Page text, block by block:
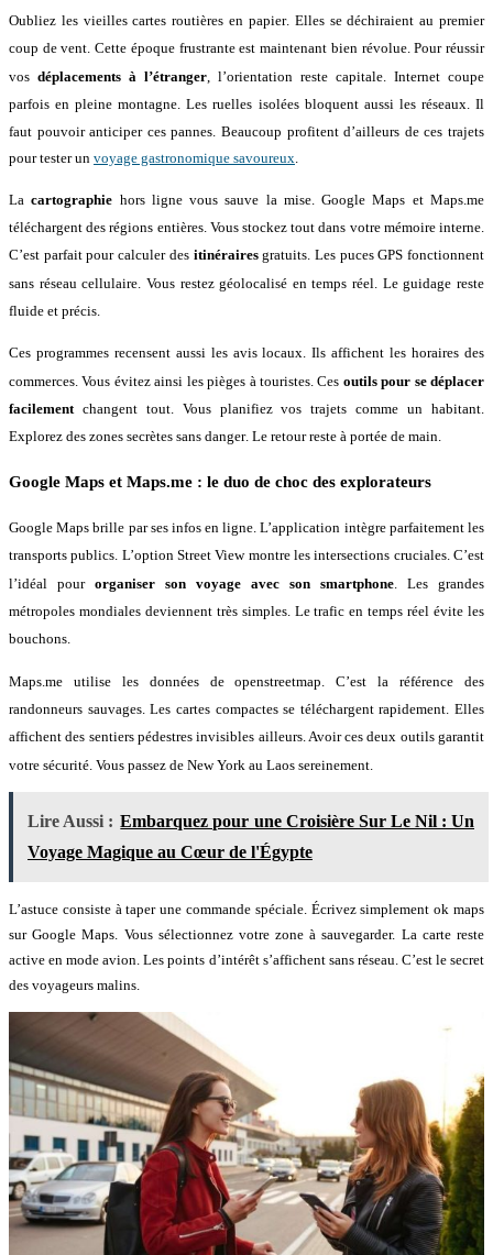
Oubliez les vieilles cartes routières en papier. Elles se déchiraient au premier
coup de vent. Cette époque frustrante est maintenant bien révolue. Pour réussir
vos déplacements à l’étranger , l’orientation reste capitale . Internet coupe
parfois en pleine montagne. Les ruelles isolées bloquent aussi les réseaux. Il
faut pouvoir anticiper ces pannes. Beaucoup profitent d’ailleurs de ces trajets
pour tester un voyage gastronomique savoureux
Lacartographie hors ligne vous sauve la mise. Google Maps et Maps.me
téléchargent des régions entières. Vous stockez tout dans votre mémoire interne.
C’est parfait pour calculer des itinérairesgratuits. Les puces GPS fonctionnent
sans réseau cellulaire . Vous restez géolocalisé en temps réel . Le guidage reste
fluide et précis.
Ces programmes recensent aussi les avis locaux. Ils affichent les horaires des
commerces . Vous évitez ainsi les pièges à touristes. Ces outils pour se déplacer
facilementchangent tout. Vous planifiez vos trajets comme un habitant.
Explorez des zones secrètes sans danger. Le retour reste à portée de main.
Google Maps et Maps.me : le duo de choc des explorateurs
Google Maps brille par ses infos en ligne. L’application intègre parfaitement les
transports publics. L’option Street View montre les intersections cruciales. C’est
l’idéal pour organiser son voyage avec son smartphone . Les grandes
métropoles mondiales deviennent très simples. Le trafic en temps réel évite les
bouchons.
Maps.me utilise les données de openstreetmap . C’est la référence des
randonneurs sauvages. Les cartes compactes se téléchargent rapidement. Elles
affichent des sentiers pédestres invisibles ailleurs. Avoir ces deux outils garantit
votre sécurité . Vous passez de New York au Laos sereinement
Lire Aussi : Embarquez pour une Croisière Sur Le Nil : Un
Voyage Magique au Cœur de l'Égypte
L’astuce consiste à taper une commande spéciale. Écrivez simplement ok maps
sur Google Maps. Vous sélectionnez votre zone à sauvegarder. La carte reste
active en mode avion. Les points d’intérêt s’affichent sans réseau. C’est le secret
des voyageurs malins.